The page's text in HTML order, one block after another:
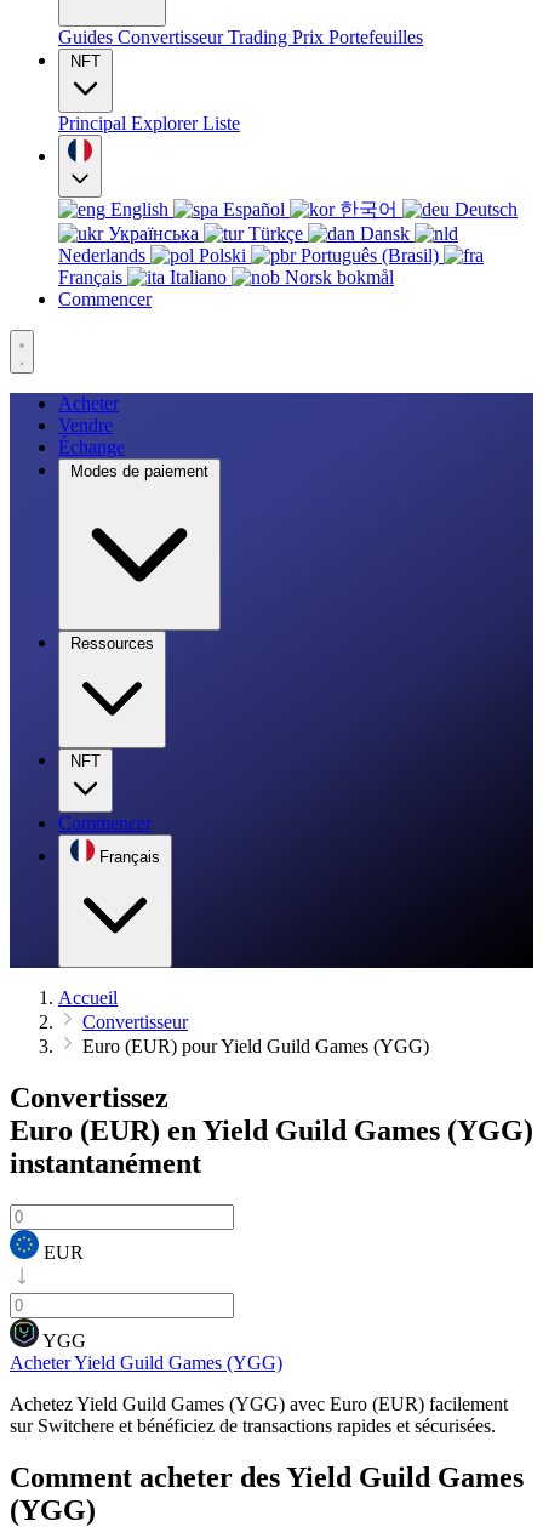
Guides ConvertisseurTrading Prix Portefeuilles
NFT
Principal ExplorerListe
English Español 한국어
Deutsch
Українська
Türkçe
Dansk
Nederlands
Polski
Português (Brasil)
Français
Italiano
Norsk bokmål
Commencer
Acheter
Vendre
Échange
Modes de paiement
Ressources
NFT
Commencer
Français
Accueil
Convertisseur
Euro (EUR) pour Yield Guild Games (YGG)
Convertissez
Euro (EUR) en Yield Guild Games (YGG)
instantanément
EUR
YGG
Acheter Yield Guild Games (YGG)
Achetez Yield Guild Games (YGG) avec Euro (EUR) facilement
sur Switchere et bénéficiez de transactions rapides et sécurisées.
Comment acheter desYield Guild Games
(YGG)